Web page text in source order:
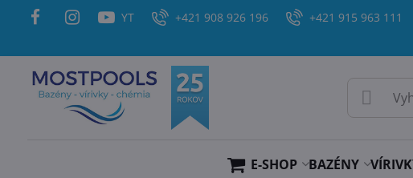
YT +421 908 926 196 +421 915 963 111
E-SHOP BAZÉNY